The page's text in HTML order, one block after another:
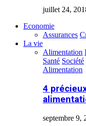
juillet 24,
Economie
Assurances
La vie
Alimentation
Santé Société
Alimentation
4
septembre 9,